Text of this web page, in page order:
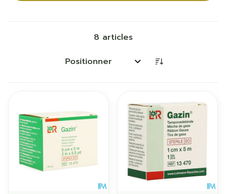
8 articles
Trier par: